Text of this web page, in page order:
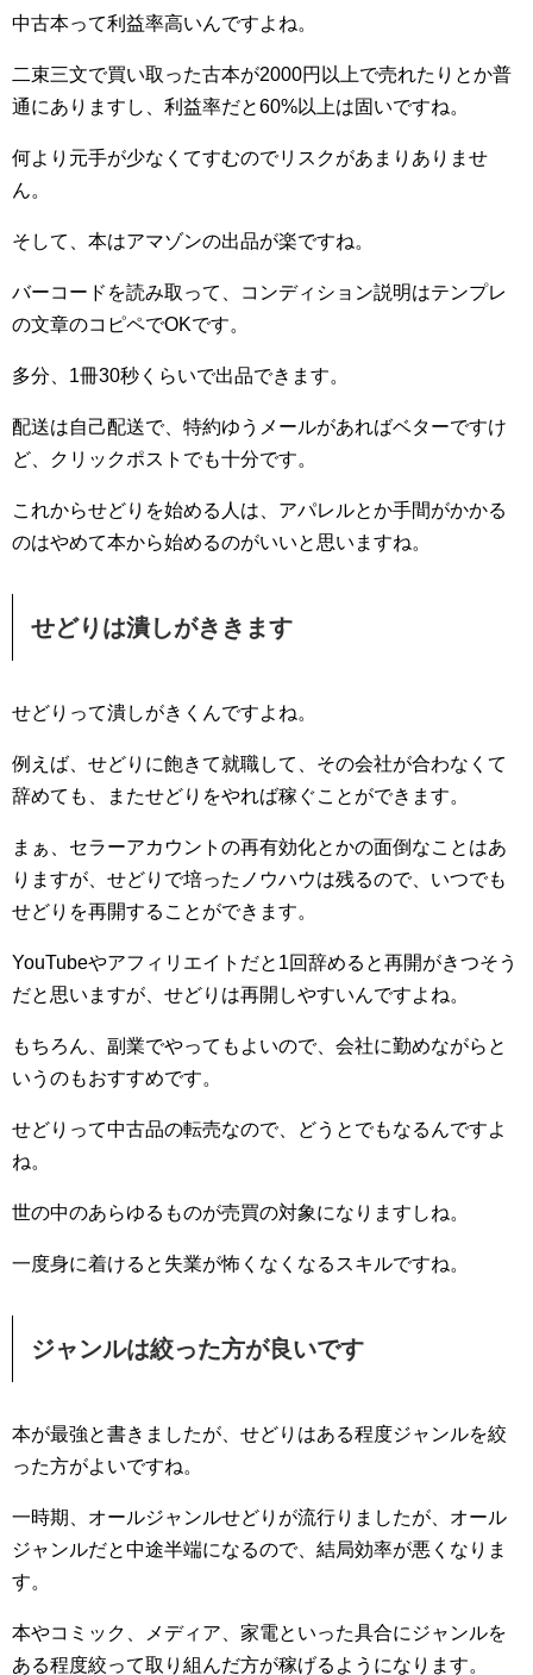
中古本って利益率高いんですよね。
二束三文で買い取った古本が2000円以上で売れたりとか普
通にありますし、利益率だと60%以上は固いですね。
何より元手が少なくてすむのでリスクがあまりありませ
ん。
そして、本はアマゾンの出品が楽ですね。
バーコードを読み取って、コンディション説明はテンプレ
の文章のコピペでOKです。
多分、1冊30秒くらいで出品できます。
配送は自己配送で、特約ゆうメールがあればベターですけ
ど、クリックポストでも十分です。
これからせどりを始める人は、アパレルとか手間がかかる
のはやめて本から始めるのがいいと思いますね。
せどりは潰しがききます
せどりって潰しがきくんですよね。
例えば、せどりに飽きて就職して、その会社が合わなくて
辞めても、またせどりをやれば稼ぐことができます。
まぁ、セラーアカウントの再有効化とかの面倒なことはあ
りますが、せどりで培ったノウハウは残るので、いつでも
せどりを再開することができます。
YouTubeやアフィリエイトだと1回辞めると再開がきつそう
だと思いますが、せどりは再開しやすいんですよね。
もちろん、副業でやってもよいので、会社に勤めながらと
いうのもおすすめです。
せどりって中古品の転売なので、どうとでもなるんですよ
ね。
世の中のあらゆるものが売買の対象になりますしね。
一度身に着けると失業が怖くなくなるスキルですね。
ジャンルは絞った方が良いです
本が最強と書きましたが、せどりはある程度ジャンルを絞
った方がよいですね。
一時期、オールジャンルせどりが流行りましたが、オール
ジャンルだと中途半端になるので、結局効率が悪くなりま
す。
本やコミック、メディア、家電といった具合にジャンルを
ある程度絞って取り組んだ方が稼げるようになります。